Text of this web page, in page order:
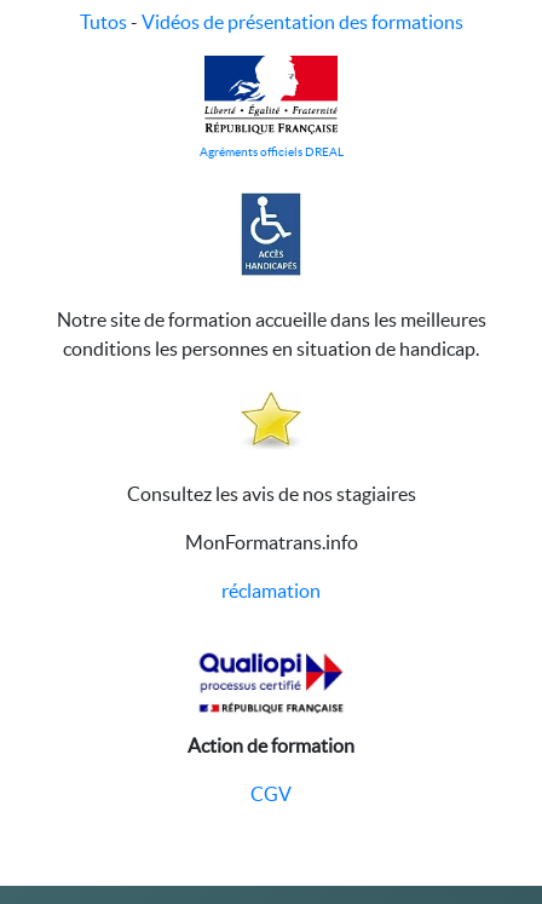
Tutos- Vidéos de présentation des formations
Agréments officiels DREAL
Notre site de formation accueille dans les meilleures
conditions les personnes en situation de handicap.
Consultez les avis de nos stagiaires
MonFormatrans.info
réclamation
Action de formation
CGV